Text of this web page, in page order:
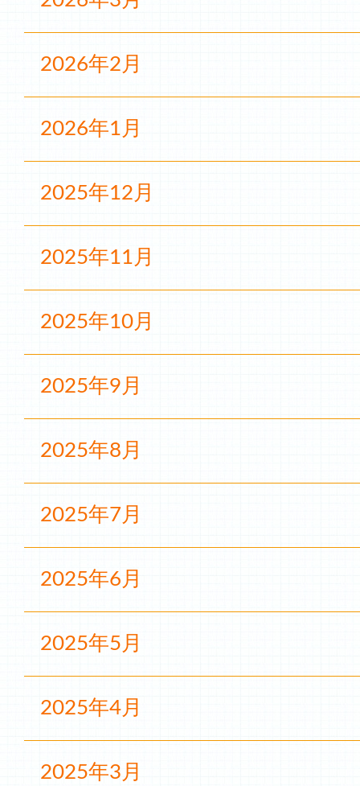
2026年2月
2026年1月
2025年12月
2025年11月
2025年10月
2025年9月
2025年8月
2025年7月
2025年6月
2025年5月
2025年4月
2025年3月